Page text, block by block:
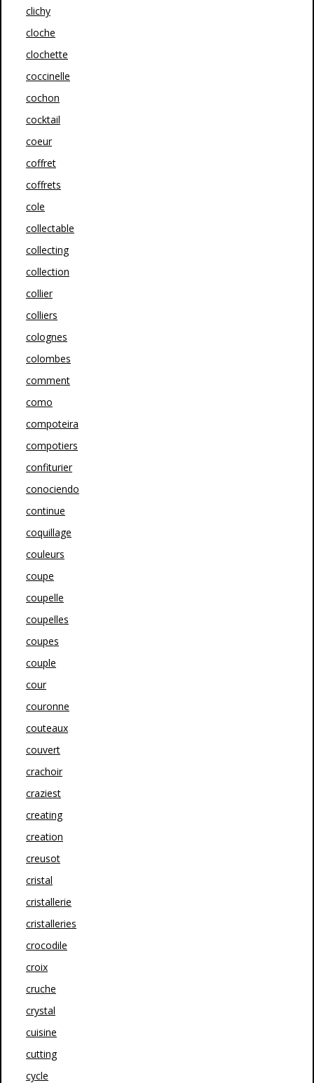
clichy
cloche
clochette
coccinelle
cochon
cocktail
coeur
coffret
coffrets
cole
collectable
collecting
collection
collier
colliers
colognes
colombes
comment
como
compoteira
compotiers
confiturier
conociendo
continue
coquillage
couleurs
coupe
coupelle
coupelles
coupes
couple
cour
couronne
couteaux
couvert
crachoir
craziest
creating
creation
creusot
cristal
cristallerie
cristalleries
crocodile
croix
cruche
crystal
cuisine
cutting
cycle